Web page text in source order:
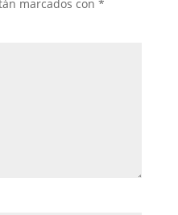
marcados con *